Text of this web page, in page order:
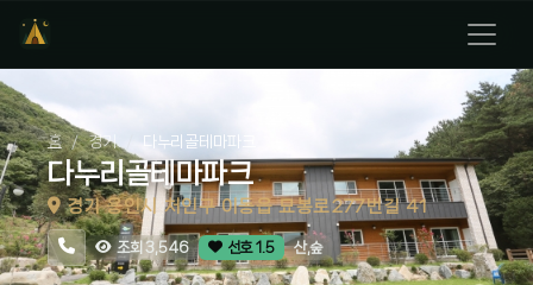
홈 경기 다누리골테마파크
다누리골테마파크
경기 용인시 처인구 이동읍 묘봉로277번길 41
조회 3,546 선호 1.5 산,숲